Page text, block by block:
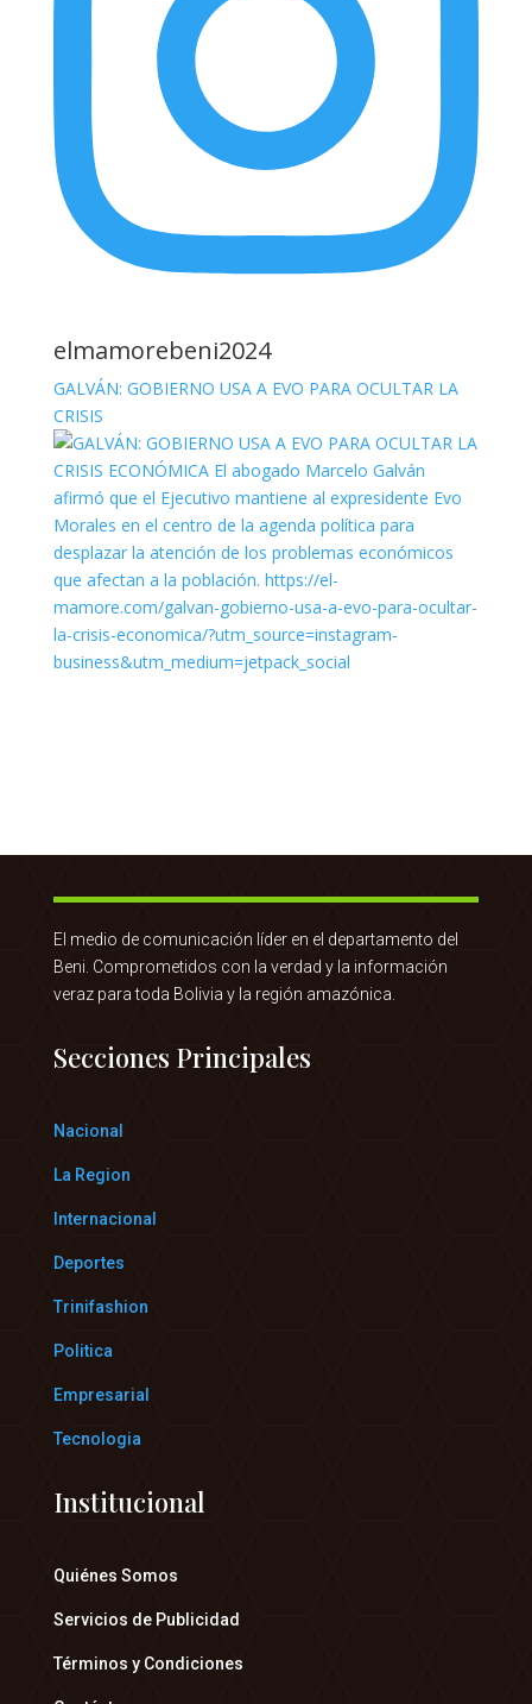
elmamorebeni2024
GALVÁN: GOBIERNO USA A EVO PARA OCULTAR LA
CRISIS
El medio de comunicación líder en el departamento del
Beni. Comprometidos con la verdad y la información
veraz para toda Bolivia y la región amazónica.
Secciones Principales
Nacional
La Region
Internacional
Deportes
Trinifashion
Politica
Empresarial
Tecnologia
Institucional
Quiénes Somos
Servicios de Publicidad
Términos y Condiciones